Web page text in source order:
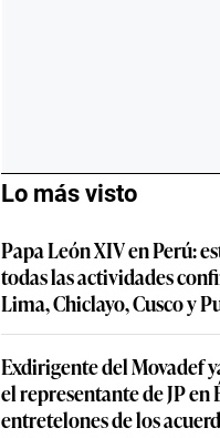
Lo más visto
Papa León XIV en Perú:
todas las actividades
Lima, Chiclayo, Cusco y
Exdirigente del Movadef
el representante de JP en
entretelones de los